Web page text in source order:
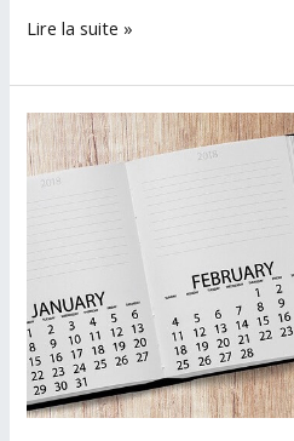
Tout
sur
l’assurance
camping-
car
Lire la suite »